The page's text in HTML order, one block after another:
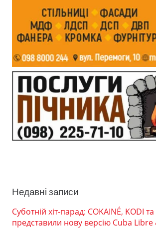
Недавні записи
Суботній хіт-парад: COKAINÉ, KODI
представили нову версію Cuba